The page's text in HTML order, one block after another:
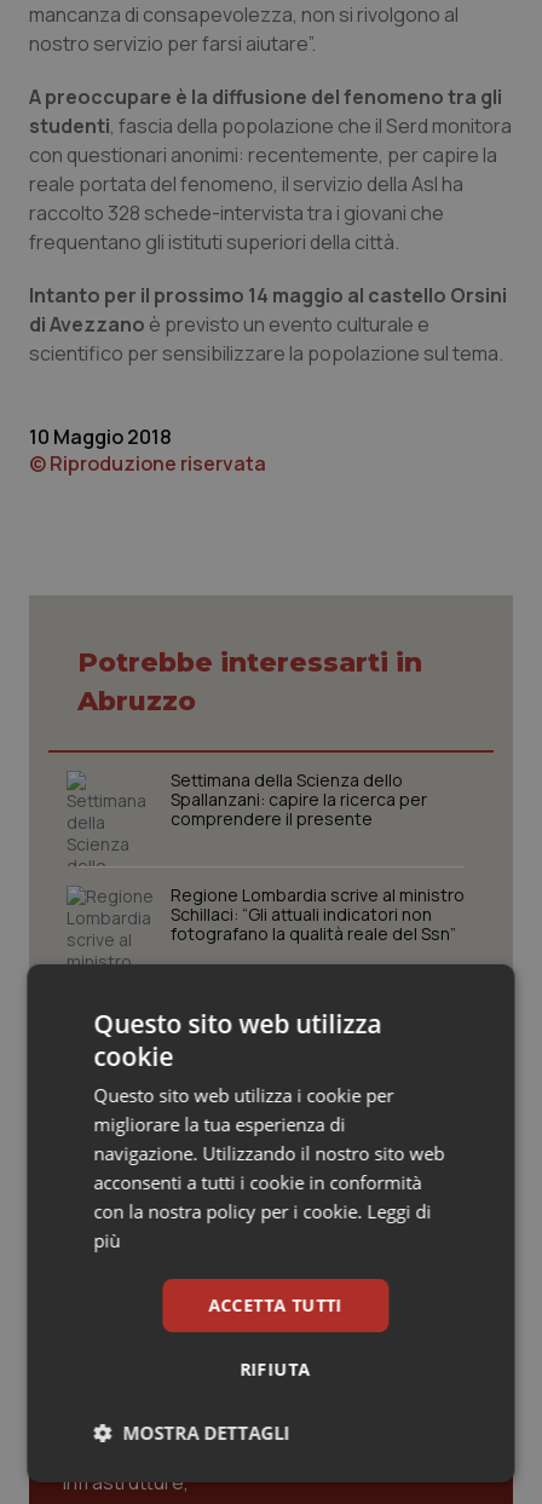
Emilia-Romagna
Friuli Venezia Giulia
Lazio
Liguria
Marche
Piemonte
Provincia Autonoma di Trento
Puglia
Sardegna
Sicilia
Toscana
Umbria
Valle D’Aosta
Veneto
Colesterolo & coronaropatie
Dermatite Atopica
Diabete & glucometri
Disturbi dell’umore
Donna & Salute
HIV
Ipertensione & Scompenso
Malattie rare
Malattia di Crohn & Rettocolite Ulcerosa
Neuroscienze & patologie neurodegenerative
Obesità
Oftalmologia
Oncodermatologia
Oncoematologia
Oncologia & Nutrizione
Psoriasi & pelle
Quotidiano Cardiologia
Quotidiano Chirurgia
mancanza di consapevolezza, non si rivolgono al
nostro servizio per farsi aiutare”.
A preoccupare è la diffusione del fenomeno tra gli
studenti, fascia della popolazione che il Serd monitora
con questionari anonimi: recentemente, per capire la
reale portata del fenomeno, il servizio della Asl ha
raccolto 328 schede-intervista tra i giovani che
frequentano gli istituti superiori della città.
Intanto per il prossimo 14 maggio al castello Orsini
di Avezzano è previsto un evento culturale e
scientifico per sensibilizzare la popolazione sul tema.
10 Maggio 2018
© Riproduzione riservata
Potrebbe interessarti in
Abruzzo
Settimana della Scienza dello
Spallanzani: capire la ricerca per
comprendere il presente
Regione Lombardia scrive al ministro
Schillaci: “Gli attuali indicatori non
fotografano la qualità reale del Ssn”
Case di comunità. La sfida ora è
riempirle di professionisti e servizi. Il
punto della Conferenza delle Regioni
San Raffaele di Milano. Ispezioni e
criticità riscontrate, stop al
laboratorio di Embriologia
Ultime analisi e review da QS Pro
compliance, GDPR e Risk management
Questo sito web utilizza
cookie
Questo sito web utilizza i cookie per
migliorare la tua esperienza di
navigazione. Utilizzando il nostro sito web
acconsenti a tutti i cookie in conformità
con la nostra policy per i cookie. Leggi di
più
ACCETTA TUTTI
RIFIUTA
MOSTRA DETTAGLI
Necessari Statistici Marketing